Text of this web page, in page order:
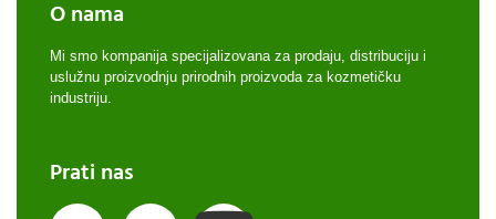
O nama
Mi smo kompanija specijalizovana za prodaju, distribuciju i
uslužnu proizvodnju prirodnih proizvoda za kozmetičku
industriju.
Prati nas